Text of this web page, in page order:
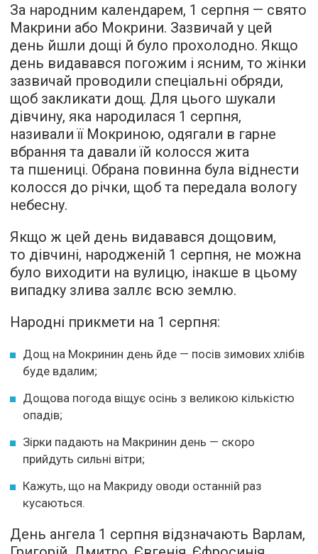
За народним календарем, 1 серпня — свято
Макрини або Мокрини. Зазвичай у цей
день йшли дощі й було прохолодно. Якщо
день видавався погожим і ясним, то жінки
зазвичай проводили спеціальні обряди,
щоб закликати дощ. Для цього шукали
дівчину, яка народилася 1 серпня,
називали її Мокриною, одягали в гарне
вбрання та давали їй колосся жита
та пшениці. Обрана повинна була віднести
колосся до річки, щоб та передала вологу
небесну.
Якщо ж цей день видавався дощовим,
то дівчині, народженій 1 серпня, не можна
було виходити на вулицю, інакше в цьому
випадку злива заллє всю землю.
Народні прикмети на 1 серпня:
Дощ на Мокринин день йде — посів зимових хлібів
буде вдалим;
Дощова погода віщує осінь з великою кількістю
опадів;
Зірки падають на Макринин день — скоро
прийдуть сильні вітри;
Кажуть, що на Макриду оводи останній раз
кусаються.
День ангела 1 серпня відзначають Варлам,